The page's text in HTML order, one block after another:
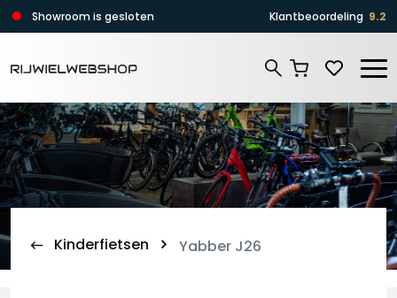
Zoeken
Showroom is gesloten Klantbeoordeling 9.2
Kinderfietsen Yabber J26